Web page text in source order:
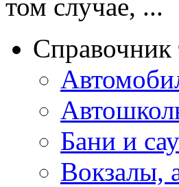
том случае, ...
Справочник
Бани и
Вокзалы,